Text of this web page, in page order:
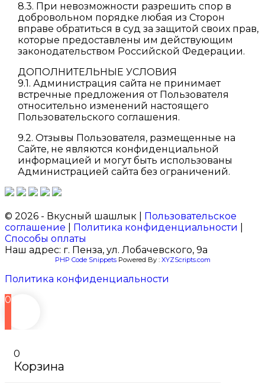
8.3. При невозможности разрешить спор в
добровольном порядке любая из Сторон
вправе обратиться в суд за защитой своих прав,
которые предоставлены им действующим
законодательством Российской Федерации.
ДОПОЛНИТЕЛЬНЫЕ УСЛОВИЯ
9.1. Администрация сайта не принимает
встречные предложения от Пользователя
относительно изменений настоящего
Пользовательского соглашения.
9.2. Отзывы Пользователя, размещенные на
Сайте, не являются конфиденциальной
информацией и могут быть использованы
Администрацией сайта без ограничений.
© 2026 - Вкусный шашлык |
Пользовательское
соглашение
Политика конфиденциальности
Способы оплаты
Наш адрес: г. Пенза, ул. Лобачевского, 9а
PHP Code SnippetsPowered By : XYZScripts.com
Политика конфиденциальности
0
0
Корзина